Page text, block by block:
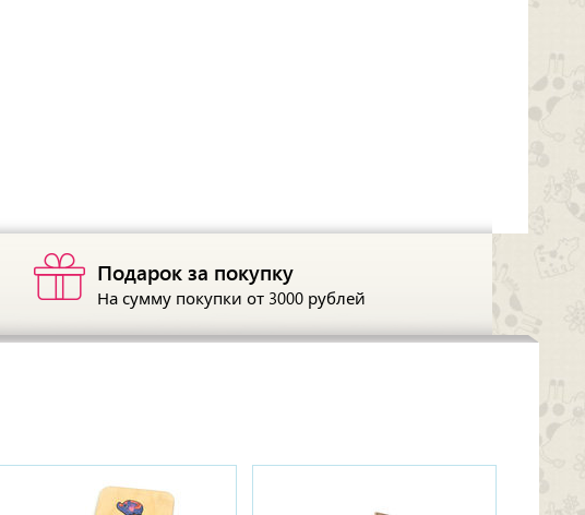
Подарок за покупку
На сумму покупки от 3000 рублей